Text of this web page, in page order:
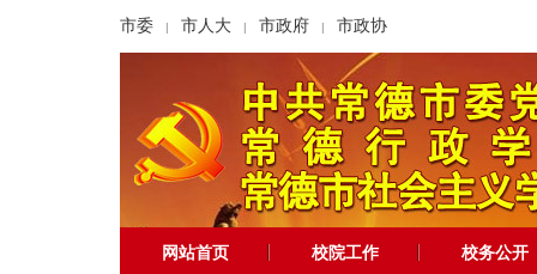
市委 | 市人大 | 市政府 | 市政协
网站首页 校院工作 校务公开